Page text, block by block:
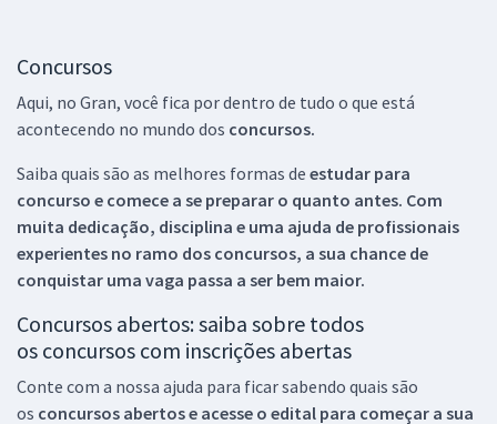
Concursos
Aqui, no Gran, você fica por dentro de tudo o que está
acontecendo no mundo dos concursos.
Saiba quais são as melhores formas de estudar para
concurso e comece a se preparar o quanto antes. Com
muita dedicação, disciplina e uma ajuda de profissionais
experientes no ramo dos concursos, a sua chance de
conquistar uma vaga passa a ser bem maior.
Concursos abertos: saiba sobre todos
os concursos com inscrições abertas
Conte com a nossa ajuda para ficar sabendo quais são
os concursos abertos e acesse o edital para começar a sua